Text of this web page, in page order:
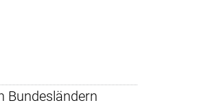
Bundesländern